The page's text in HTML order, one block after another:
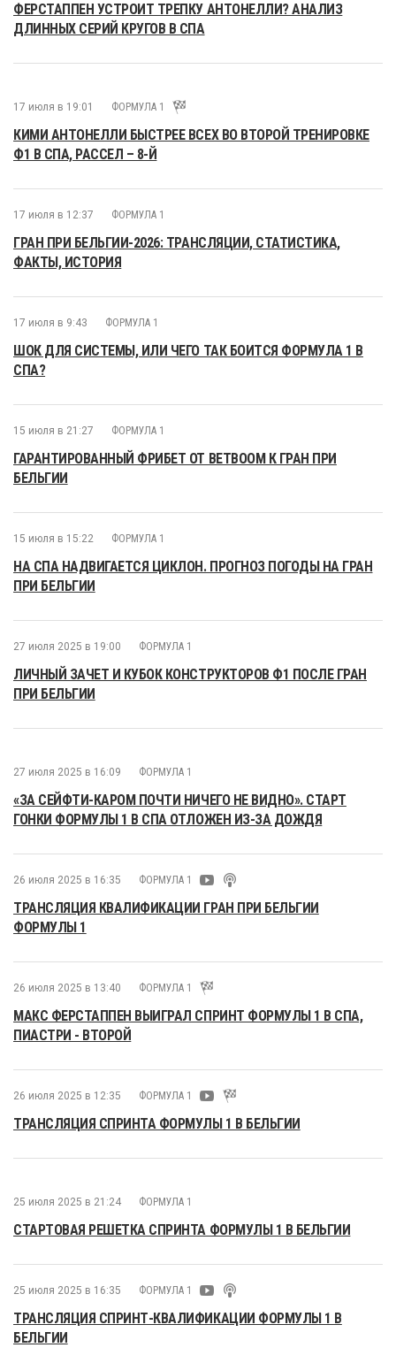
ФЕРСТАППЕН УСТРОИТ ТРЕПКУ АНТОНЕЛЛИ? АНАЛИЗ
ДЛИННЫХ СЕРИЙ КРУГОВ В СПА
17 июля в 19:01 ФОРМУЛА 1
КИМИ АНТОНЕЛЛИ БЫСТРЕЕ ВСЕХ ВО ВТОРОЙ ТРЕНИРОВКЕ
Ф1 В СПА, РАССЕЛ – 8-Й
17 июля в 12:37 ФОРМУЛА 1
ГРАН ПРИ БЕЛЬГИИ-2026: ТРАНСЛЯЦИИ, СТАТИСТИКА,
ФАКТЫ, ИСТОРИЯ
17 июля в 9:43 ФОРМУЛА 1
ШОК ДЛЯ СИСТЕМЫ, ИЛИ ЧЕГО ТАК БОИТСЯ ФОРМУЛА 1 В
СПА?
15 июля в 21:27 ФОРМУЛА 1
ГАРАНТИРОВАННЫЙ ФРИБЕТ ОТ BETBOOM К ГРАН ПРИ
БЕЛЬГИИ
15 июля в 15:22 ФОРМУЛА 1
НА СПА НАДВИГАЕТСЯ ЦИКЛОН. ПРОГНОЗ ПОГОДЫ НА ГРАН
ПРИ БЕЛЬГИИ
27 июля 2025 в 19:00 ФОРМУЛА 1
ЛИЧНЫЙ ЗАЧЕТ И КУБОК КОНСТРУКТОРОВ Ф1 ПОСЛЕ ГРАН
ПРИ БЕЛЬГИИ
27 июля 2025 в 16:09 ФОРМУЛА 1
«ЗА СЕЙФТИ-КАРОМ ПОЧТИ НИЧЕГО НЕ ВИДНО». СТАРТ
ГОНКИ ФОРМУЛЫ 1 В СПА ОТЛОЖЕН ИЗ-ЗА ДОЖДЯ
26 июля 2025 в 16:35 ФОРМУЛА 1
ТРАНСЛЯЦИЯ КВАЛИФИКАЦИИ ГРАН ПРИ БЕЛЬГИИ
ФОРМУЛЫ 1
26 июля 2025 в 13:40 ФОРМУЛА 1
МАКС ФЕРСТАППЕН ВЫИГРАЛ СПРИНТ ФОРМУЛЫ 1 В СПА,
ПИАСТРИ - ВТОРОЙ
26 июля 2025 в 12:35 ФОРМУЛА 1
ТРАНСЛЯЦИЯ СПРИНТА ФОРМУЛЫ 1 В БЕЛЬГИИ
25 июля 2025 в 21:24 ФОРМУЛА 1
СТАРТОВАЯ РЕШЕТКА СПРИНТА ФОРМУЛЫ 1 В БЕЛЬГИИ
25 июля 2025 в 16:35 ФОРМУЛА 1
ТРАНСЛЯЦИЯ СПРИНТ-КВАЛИФИКАЦИИ ФОРМУЛЫ 1 В
БЕЛЬГИИ